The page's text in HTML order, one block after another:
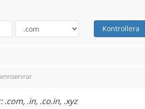
Kontrollera
.in, .co.in, .xyz